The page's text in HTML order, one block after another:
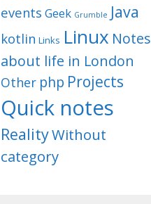
events Geek Grumble Java
kotlin Links Linux Notes
about life in London
Other php Projects
Quick notes
RealityWithout
category